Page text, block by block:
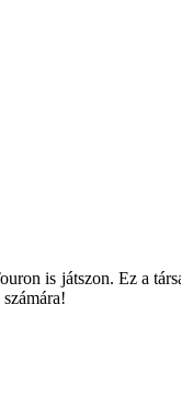
is játszon. Ez a